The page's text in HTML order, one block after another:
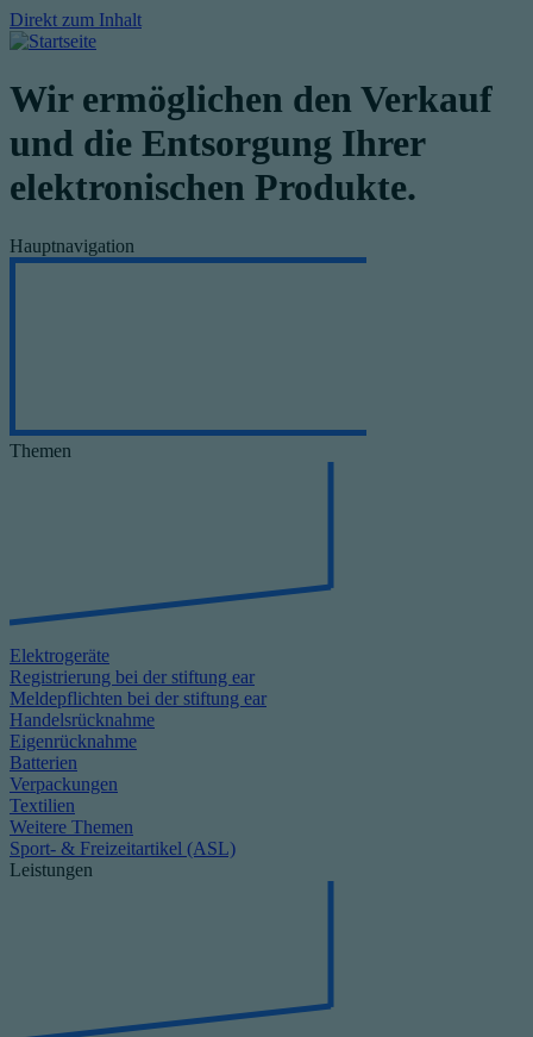
Direkt zum Inhalt
Wir ermöglichen den Verkauf
und die Entsorgung Ihrer
elektronischen Produkte.
Hauptnavigation
Themen
Elektrogeräte
Registrierung bei der stiftung ear
Meldepflichten bei der stiftung ear
Handelsrücknahme
Eigenrücknahme
Batterien
Verpackungen
Textilien
Weitere Themen
Sport- & Freizeitartikel (ASL)
Leistungen